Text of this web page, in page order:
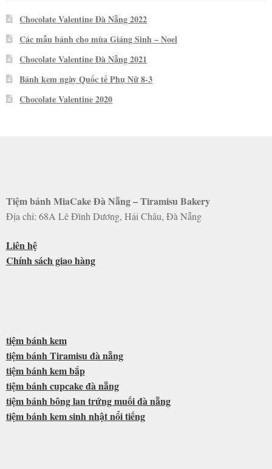
Chocolate Valentine Đà Nẵng 2022
Các mẫu bánh cho mùa Giáng Sinh – Noel
Chocolate Valentine Đà Nẵng 2021
Bánh kem ngày Quốc tế Phụ Nữ 8-3
Chocolate Valentine 2020
Tiệm bánh MiaCake Đà Nẵng – Tiramisu Bakery
Địa chỉ: 68A Lê Đình Dương, Hải Châu, Đà Nẵng
Liên hệ
Chính sách giao hàng
tiệm bánh kem
tiệm bánh Tiramisu đà nẵng
tiệm bánh kem bắp
tiệm bánh cupcake đà nẵng
tiệm bánh bông lan trứng muối đà nẵng
tiệm bánh kem sinh nhật nổi tiếng